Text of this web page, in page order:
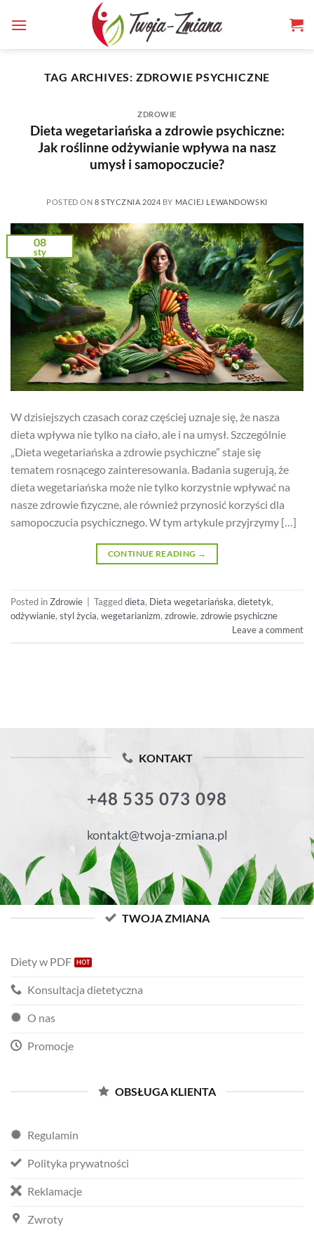
TWOJA-
ZMIANA.PL
TAG ARCHIVES: ZDROWIE PSYCHICZNE
ZDROWIE
Dieta wegetariańska a zdrowie psychiczne:
Jak roślinne odżywianie wpływa na nasz
umysł i samopoczucie?
POSTED ON 8 STYCZNIA 2024 BY MACIEJ LEWANDOWSKI
08
sty
W dzisiejszych czasach coraz częściej uznaje się, że nasza
dieta wpływa nie tylko na ciało, ale i na umysł. Szczególnie
„Dieta wegetariańska a zdrowie psychiczne” staje się
tematem rosnącego zainteresowania. Badania sugerują, że
dieta wegetariańska może nie tylko korzystnie wpływać na
nasze zdrowie fizyczne, ale również przynosić korzyści dla
samopoczucia psychicznego. W tym artykule przyjrzymy […]
CONTINUE READING →
Posted inZdrowie Taggeddieta, Dieta wegetariańska, dietetyk,
odżywianie, styl życia, wegetarianizm, zdrowie, zdrowie psychiczne
Leave a comment
KONTAKT
+48 535 073 098
kontakt@twoja-zmiana.pl
TWOJA ZMIANA
Diety w PDF
Konsultacja dietetyczna
O nas
Promocje
OBSŁUGA KLIENTA
Regulamin
Polityka prywatności
Reklamacje
Zwroty